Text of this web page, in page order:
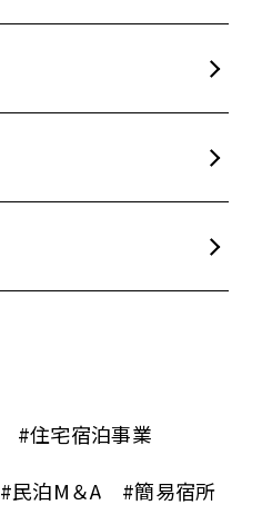
#住宅宿泊事業
#民泊M＆A #簡易宿所